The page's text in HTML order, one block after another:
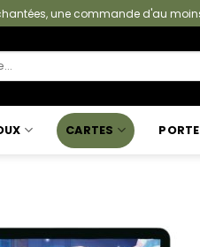
une commande d'au
CARTES